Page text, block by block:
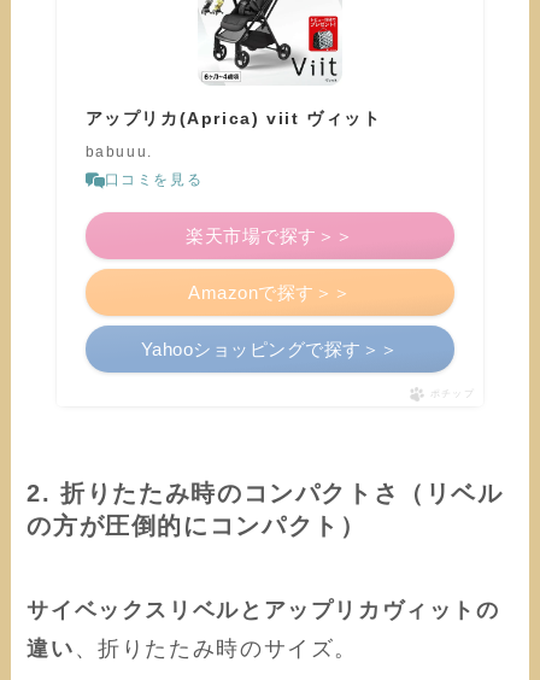
アップリカ(Aprica) viit ヴィット
babuuu.
口コミを見る
Amazonで探す＞＞
楽天市場で探す＞＞
Yahooショッピングで探す＞＞
ポチップ
2. 折りたたみ時のコンパクトさ（リベル
の方が圧倒的にコンパクト）
サイベックスリベルとアップリカヴィットの
違い 、折りたたみ時のサイズ。